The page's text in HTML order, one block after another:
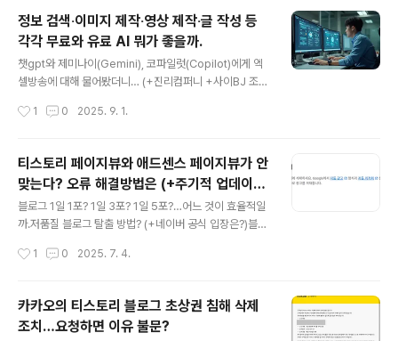
www.neocross.net 티스토리를 20년 운영했다. 네이
버나 구글 블로그 등은 쳐다보지도 않았다. 여러 이유가 있
겠지만, 다양한 블로그를 운영할 성격이 못되어서다. 여기
도 어느 날은 두세 개씩 글을 올리지만, 어느 대는 일주일에
한 두 개 정도다. 몇 년 동안은 개인적인 사정으로 제대로
하면 카카오, 다음 등의 행태를 보면 이들은 티스토리를 버
정보 검색‧이미지 제작‧영상 제작‧글 작성 등
각각 무료와 유료 AI 뭐가 좋을까.
챗gpt와 제미나이(Gemini), 코파일럿(Copilot)에게 엑
셀방송에 대해 물어봤더니… (+진리컴퍼니 +사이BJ 조예
진 시점 +언론 접근 방향은?)이근, 유튜버 구제역 폭행한
EAL을 운영하는 유튜버www.neocross.net AI 툴이 쏟
아지는 세상이다. 처음에는 챗GPT 하나만 알아도 되는 상
황인데, 여기에 구글 제미나이, 코파일럿은 물론 이제는 o
o,ai 등 국내 정보 검색에 최적화된 AI까지 나오고 있다. 이
런 상황에서 사람들은 유료와 무료를 나눠서 찾고 있다. 즉
거나, 적절하게 더해서 사용할 때는 무료로 사용하..
1 0 2025. 9. 1.
티스토리 페이지뷰와 애드센스 페이지뷰가 안
맞는다? 오류 해결방법은 (+주기적 업데이트
+무효 트래픽)
블로그 1일 1포? 1일 3포? 1일 5포?…어느 것이 효율적일
까.저품질 블로그 탈출 방법? (+네이버 공식 입장은?)블로
유지되는 상황에서 종종 주변에서 저품질 블로그 이야기를
리 페이지뷰와 애드센스 페이지뷰가 안 맞기 시작했다. 예
를 들어 티스토리는 페이지뷰가 1000이라면, 애드센스는
500 정도만 나오는 상황인 것이다. 오랜 시간 티스토리를
1 0 2025. 7. 4.
카카오의 티스토리 블로그 초상권 침해 삭제
조치…요청하면 이유 불문?